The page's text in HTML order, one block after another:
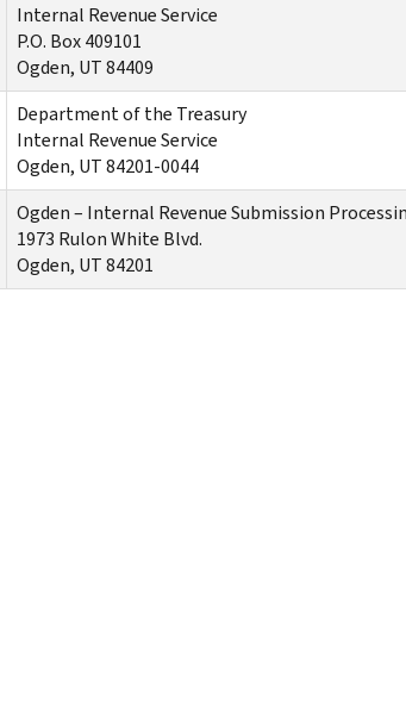
Internal Revenue Service
P.O. Box 409101
Ogden, UT 84409
Department of the Treasury
Internal Revenue Service
Ogden, UT 84201-0044
Ogden – Internal Revenue Submission
1973 Rulon White Blvd.
Ogden, UT 84201